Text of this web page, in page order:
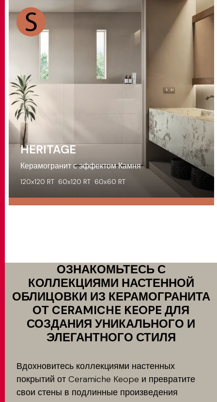
HERITAGE
Керамогранит с эффектом Камня
120x120 RT 60x120 RT 60x60 RT
ОЗНАКОМЬТЕСЬ С
КОЛЛЕКЦИЯМИ НАСТЕННОЙ
ОБЛИЦОВКИ ИЗ КЕРАМОГРАНИТА
ОТ CERAMICHE KEOPE ДЛЯ
СОЗДАНИЯ УНИКАЛЬНОГО И
ЭЛЕГАНТНОГО СТИЛЯ
Вдохновитесь коллекциями настенных
покрытий от Ceramiche Keope и превратите
свои стены в подлинные произведения